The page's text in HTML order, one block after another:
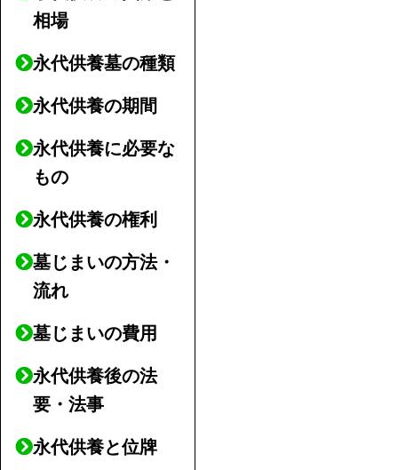
相場
永代供養墓の種類
永代供養の期間
永代供養に必要な
もの
永代供養の権利
墓じまいの方法・
流れ
墓じまいの費用
永代供養後の法
要・法事
永代供養と位牌